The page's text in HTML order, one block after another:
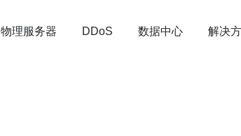
物理服务器 DDoS 数据中心 解决